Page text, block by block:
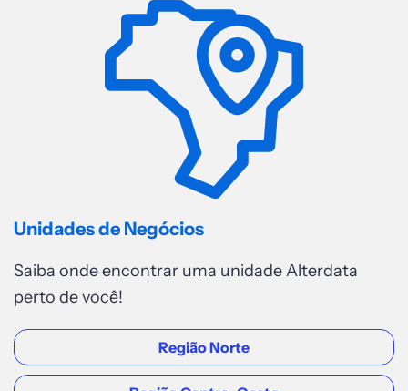
Unidades de Negócios
Saiba onde encontrar uma unidade Alterdata
perto de você!
Região Norte